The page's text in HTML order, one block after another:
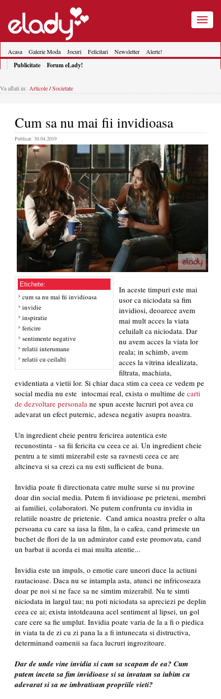
Toggle
Acasa Galerie Moda Jocuri Felicitari Newsletter Alerte!
Publicitate Forum eLady!
Va aflati in: Articole/Societate
Cum sa nu mai fii invidioasa
Publicat: 30.04.2019
Etichete:
cum sa nu mai fii invidioasa
invidie
inspiratie
fericire
sentimente negative
relatii interumane
relatii cu ceilalti
In aceste timpuri este mai
usor ca niciodata sa fim
invidiosi, deoarece avem
mai mult acces la viata
celuilalt ca niciodata. Dar
nu avem acces la viata lor
reala; in schimb, avem
acces la vitrina idealizata,
filtrata, machiata,
evidentiata a vietii lor. Si chiar daca stim ca ceea ce vedem pe
social media nu este intocmai real, exista o multime de carti
de dezvoltare personala ne spun aceste lucruri pot avea cu
adevarat un efect puternic, adesea negativ asupra noastra.
Un ingredient cheie pentru fericirea autentica este
recunostinta - sa fii fericita cu ceea ce ai. Un ingredient cheie
pentru a te simti mizerabil este sa ravnesti ceea ce are
altcineva si sa crezi ca nu esti sufficient de buna.
Invidia poate fi directionata catre multe surse si nu provine
doar din social media. Putem fi invidioase pe prieteni, membri
ai familiei, colaboratori. Ne putem confrunta cu invidia in
relatiile noastre de prietenie. Cand amica noastra prefer o alta
persoana cu care sa iasa la film, la o cafea, cand primeste un
buchet de flori de la un admirator cand este promovata, cand
un barbat ii acorda ei mai multa atentie...
Invidia este un impuls, o emotie care uneori duce la actiuni
rautacioase. Daca nu se intampla asta, atunci ne infricoseaza
doar pe noi si ne face sa ne simtim mizerabil. Nu te simti
niciodata in largul tau; nu poti niciodata sa apreciezi pe deplin
ceea ce ai; exista intotdeauna acel sentiment al lipsei, un gol
care cere sa fie umplut. Invidia poate varia de la a fi o piedica
in viata ta de zi cu zi pana la a fi intunecata si distructiva,
determinand oamenii sa faca lucruri ingrozitoare.
Dar de unde vine invidia si cum sa scapam de ea? Cum
putem inceta sa fim invidioase si sa invatam sa iubim cu
adevarat si sa ne imbratisam propriile vieti?